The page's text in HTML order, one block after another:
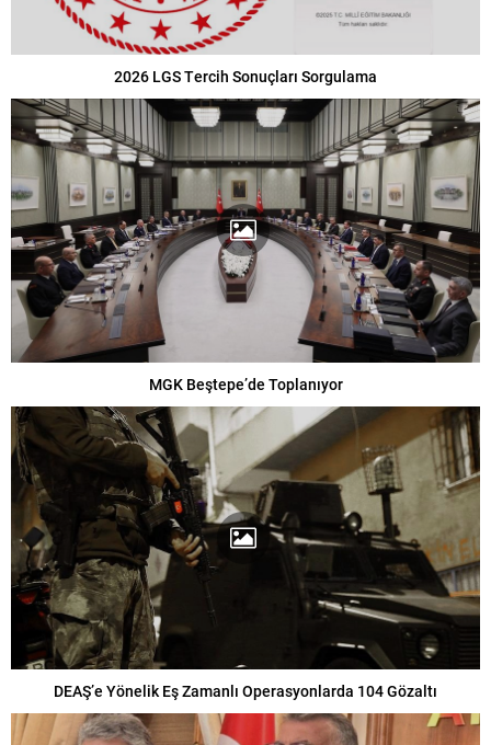
2026 LGS Tercih Sonuçları Sorgulama
MGK Beştepe’de Toplanıyor
DEAŞ’e Yönelik Eş Zamanlı Operasyonlarda 104 Gözaltı